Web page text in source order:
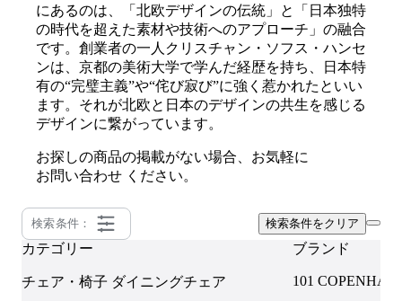
にあるのは、「北欧デザインの伝統」と「日本独特
の時代を超えた素材や技術へのアプローチ」の融合
です。創業者の一人クリスチャン・ソフス・ハンセ
ンは、京都の美術大学で学んだ経歴を持ち、日本特
有の“完璧主義”や“侘び寂び”に強く惹かれたといい
ます。それが北欧と日本のデザインの共生を感じる
デザインに繋がっています。
お探しの商品の掲載がない場合、お気軽に
お問い合わせ ください。
検索条件： 検索条件をクリア
カテゴリー
チェア・椅子 ダイニングチェア
ブランド
101